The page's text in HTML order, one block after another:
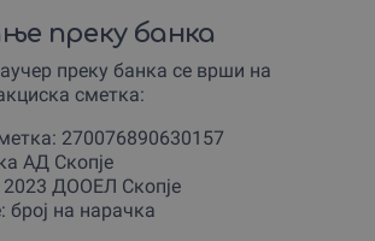
преку банка
преку банка се врши на
сметка:
270076890630157
АД Скопје
ДООЕЛ Скопје
на нарачка